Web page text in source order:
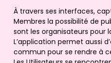
À travers ses interfaces,
Membres la possibilité de
sont les organisateurs pour
L’application permet aussi
commun pour se rendre à